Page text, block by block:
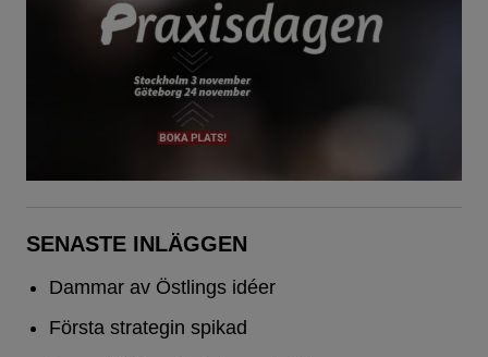
SENASTE INLÄGGEN
Dammar av Östlings idéer
Första strategin spikad